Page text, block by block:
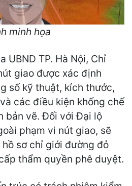
minh họa
UBND TP. Hà Nội, Chỉ
giao được xác định
số kỹ thuật, kích thước,
các điều kiện khống chế
bản vẽ. Đối với Đại lộ
phạm vi nút giao, sẽ
sơ chỉ giới đường đỏ
thẩm quyền phê duyệt.